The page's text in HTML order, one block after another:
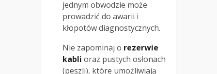
jednym obwodzie może
prowadzić do awarii i
kłopotów diagnostycznych.
Nie zapominaj o rezerwie
kabli oraz pustych osłonach
(peszli), które umożliwiają